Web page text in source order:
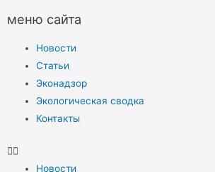
меню сайта
Новости
Статьи
Эконадзор
Экологическая сводка
Контакты
Новости